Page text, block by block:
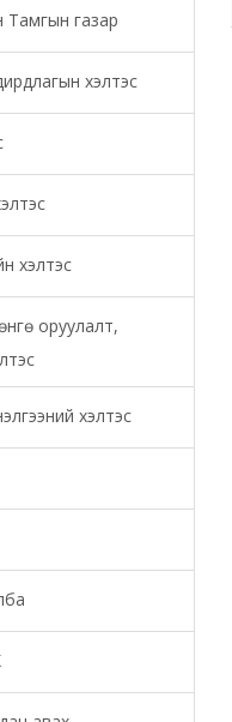
Тамгын газар
хэлтэс
хэлтэс
оруулалт,
хэлтэс